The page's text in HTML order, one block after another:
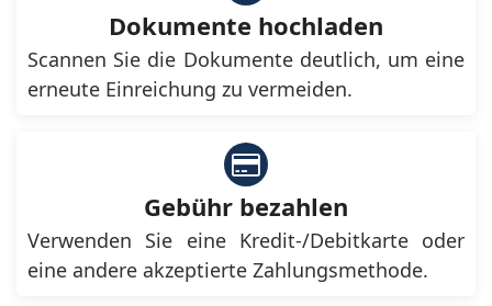
Dokumente hochladen
Scannen Sie die Dokumente deutlich, um eine
erneute Einreichung zu vermeiden.
Gebühr bezahlen
Verwenden Sie eine Kredit-/Debitkarte oder
eine andere akzeptierte Zahlungsmethode.